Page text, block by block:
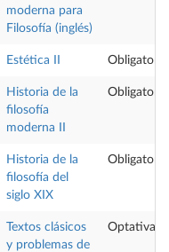
moderna para
Filosofía (inglés)
Estética II Obligatoria
Historia de la
filosofía
moderna II
Obligatoria
Historia de la
filosofía del
siglo XIX
Obligatoria
Textos clásicos
y problemas de
Optativa